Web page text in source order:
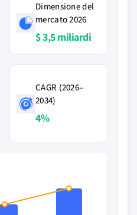
Dimensione del
mercato 2026
$ 3,5 miliardi
CAGR (2026–
2034)
4%